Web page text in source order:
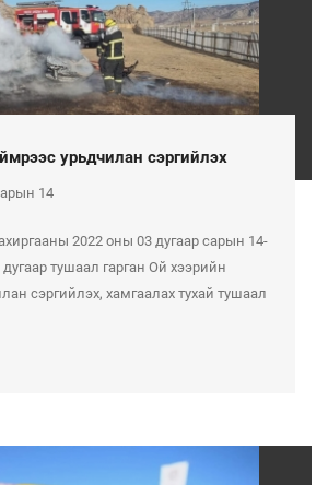
урьдчилан сэргийлэх
14
2022 оны 03 дугаар сарын 14-
тушаал гарган Ой хээрийн
сэргийлэх, хамгаалах тухай тушаал